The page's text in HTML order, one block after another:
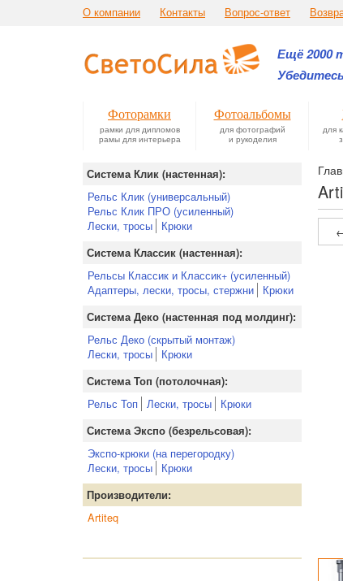
О компании Контакты Вопрос-ответ
Ещё 2000
Фоторамки
рамки для дипломов
рамы для интерьера
Фотоальбомы
для фотографий
и рукоделия
для
Система Клик (настенная):
Рельс Клик (универсальный)
Рельс Клик ПРО (усиленный)
Лески, тросы
Крюки
Система Классик (настенная):
Рельсы Классик и Классик+ (усиленный)
Адаптеры, лески, тросы, стержни
Крюки
Система Деко (настенная под молдинг):
Рельс Деко (скрытый монтаж)
Лески, тросы
Крюки
Система Топ (потолочная):
Рельс Топ Лески, тросы Крюки
Система Экспо (безрельсовая):
Экспо-крюки (на перегородку)
Лески, тросы
Крюки
Производители:
Artiteq